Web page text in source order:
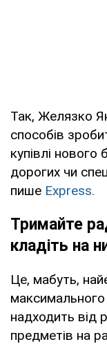
Так, Желязко
способів
купівлі
дорогих чи
пише Express.
Тримайте
кладіть на
Це, мабуть,
надходить від
предметів на